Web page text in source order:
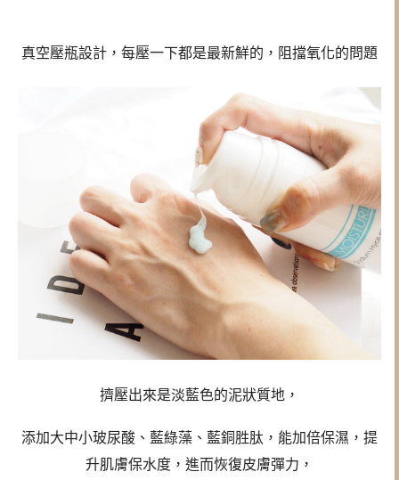
真空壓瓶設計，每壓一下都是最新鮮的，阻擋氧化的問題
擠壓出來是淡藍色的泥狀質地，
添加大中小玻尿酸、藍綠藻、藍銅胜肽，能加倍保濕，提
升肌膚保水度，進而恢復皮膚彈力，